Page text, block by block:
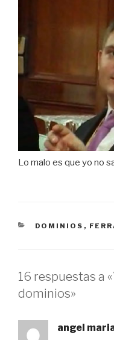
Lo malo es que yo no
CATEGORÍAS
DOMINIOS ,
16 respuestas a
dominios»
angel